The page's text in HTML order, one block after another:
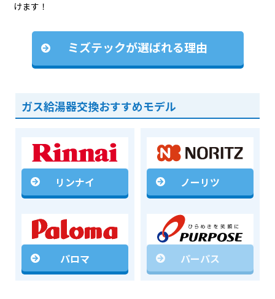
けます！
ミズテックが選ばれる理由
ガス給湯器交換おすすめモデル
リンナイ ノーリツ
パロマ パーパス